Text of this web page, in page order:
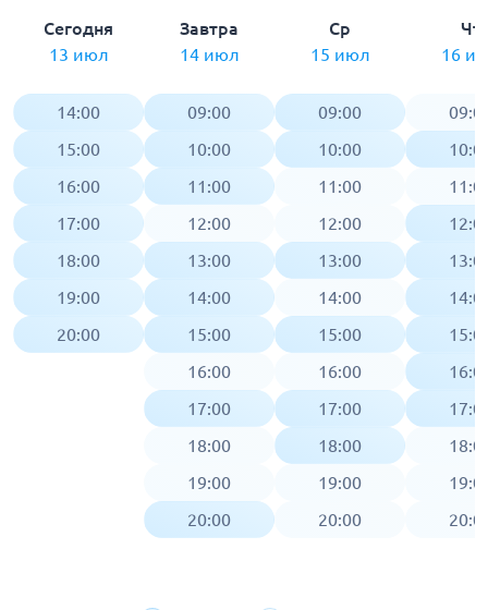
Сегодня
13 июл
14:00
15:00
16:00
17:00
18:00
19:00
20:00
Завтра
14 июл
09:00
10:00
11:00
12:00
13:00
14:00
15:00
16:00
17:00
18:00
19:00
20:00
Ср
15 июл
09:00
10:00
11:00
12:00
13:00
14:00
15:00
16:00
17:00
18:00
19:00
20:00
Чт
16